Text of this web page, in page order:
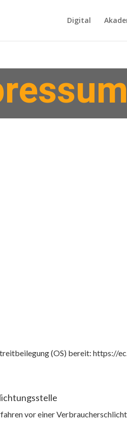
Digital
(OS) bereit:https://
vor einer